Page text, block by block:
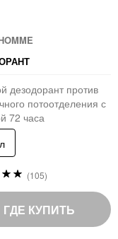
дезодорант против
потоотделения с
72 часа
(105)
ГДЕ КУПИТЬ